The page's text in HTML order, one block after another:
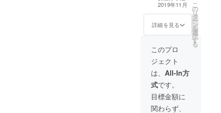
8958/gallery
予約となりま
す。各枠ごとに
いますのでご注
意ください。 ※
ストから２名ご
指名ください。
（キャストの
ページはこち
ら）
https://mayuriki
ss.amebaownd.
com/pages/205
お入れすること
ができますので
ください。 ※
２）優先予約番
ますので、ご予
約が開始されま
したらご予約
フォームの備考
欄にご記入くだ
さい。同行者１
名様まで可、計
２名様までのご
す。】 ブロマイ
ド（メインキャ
スト） 百合写真
缶バッジセット
推し百合ＣＰ
チェキ※３ 推し
百合ＣＰ２人の
社員証※３ ご支
援者様宛の個別
メッセージＲＯ
Ｍ（メインキャ
ストより） ※
2019年11月
詳細を見る
こ
の
リ
タ
ー
ン
を
選
択
す
る
このプロ
ジェクト
は、 All-In方
式です。
目標金額に
関わらず、